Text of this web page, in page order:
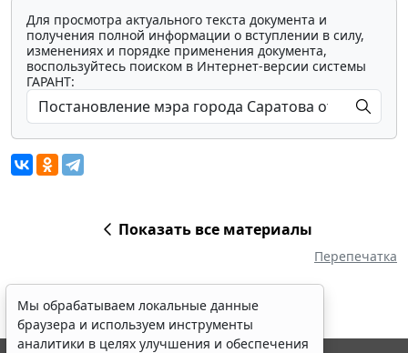
Для просмотра актуального текста документа и
получения полной информации о вступлении в силу,
изменениях и порядке применения документа,
воспользуйтесь поиском в Интернет-версии системы
ГАРАНТ:
Показать все материалы
Перепечатка
Мы обрабатываем локальные данные
браузера и используем инструменты
аналитики в целях улучшения и обеспечения